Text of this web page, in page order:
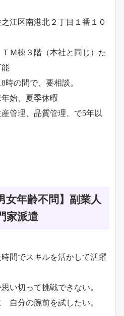
江区南港北２丁目１番１０
３階（本社と同じ）た
能
の間で、要相談。
始、夏季休暇
管理、品質管理、で5年以
年齢不問】副業人
家派遣
間でスキルを活かして活躍
い切って挑戦できない。
自分の腕前を試したい。